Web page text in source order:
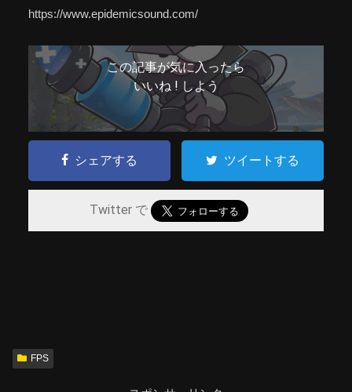
https://www.epidemicsound.com/
この記事が気に入ったら
いいね ! しよう
シェアする ツイートする
Twitter で
FPS